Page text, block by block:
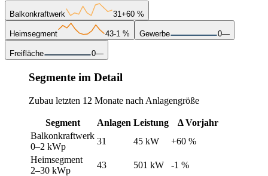
Balkonkraftwerk 31+60 %
Heimsegment 43-1 % Gewerbe 0—
Freifläche 0—
Segmente im Detail
Zubau letzten 12 Monate nach Anlagengröße
Segment Anlagen Leistung
Δ Vorjahr
Balkonkraftwerk
0–2 kWp
31 45 kW
+60 %
Heimsegment
2–30 kWp
43 501 kW
-1 %